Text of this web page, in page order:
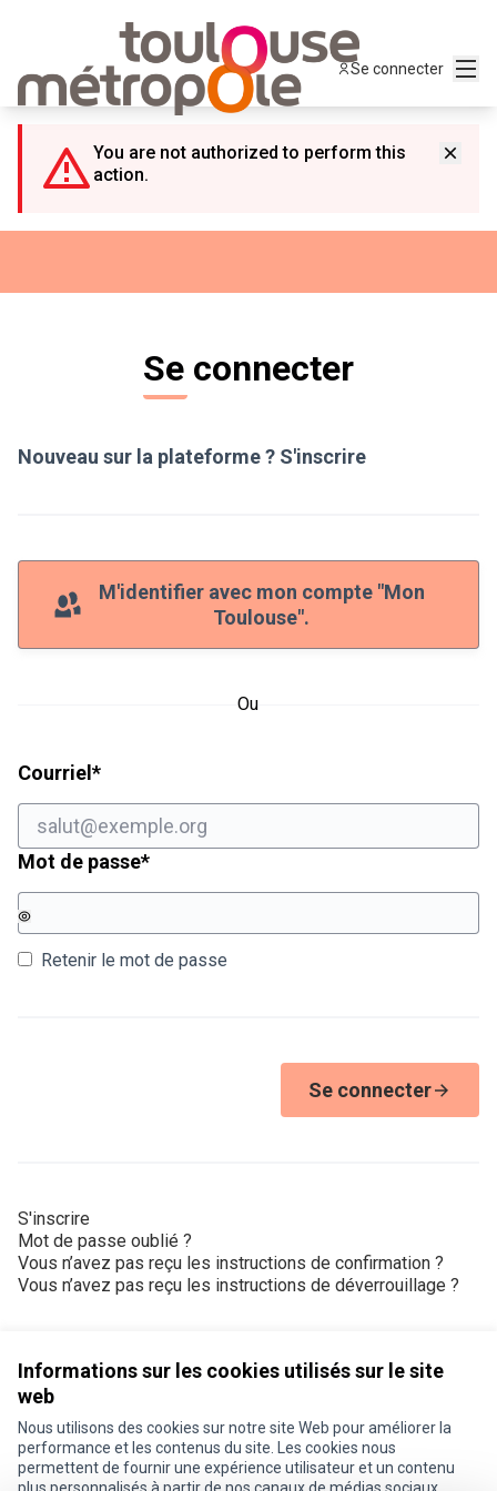
Informations sur les cookies utilisés sur le site
web
Nous utilisons des cookies sur notre site Web pour améliorer la
performance et les contenus du site. Les cookies nous
permettent de fournir une expérience utilisateur et un contenu
Se connecter
You are not authorized to perform this
action.
Se connecter
Nouveau sur la plateforme ? S'inscrire
M'identifier avec mon compte "Mon
Toulouse".
Ou
Courriel *Champ obligatoire
Mot de passe*Champ obligatoire
Retenir le mot de passe
Se connecter
S'inscrire
Mot de passe oublié ?
Vous n’avez pas reçu les instructions de confirmation ?
Vous n’avez pas reçu les instructions de déverrouillage ?
Conditions d'utilisation
Paramètres des cookies
Je participe ! sur X
Je participe ! sur Facebook
Je participe ! sur Instagram